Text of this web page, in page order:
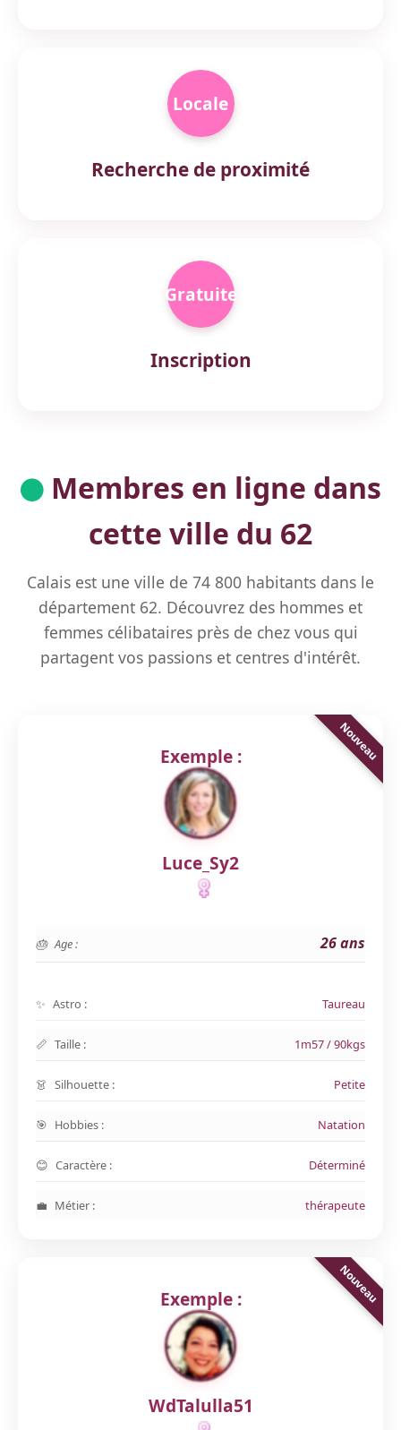
Locale
Recherche de proximité
Gratuite
Inscription
Membres en ligne dans
cette ville du 62
Calais est une ville de 74 800 habitants dans le
département 62. Découvrez des hommes et
femmes célibataires près de chez vous qui
partagent vos passions et centres d'intérêt.
Exemple :
Luce_Sy2
Age : 26 ans
Astro : Taureau
Taille : 1m57 / 90kgs
Silhouette : Petite
Hobbies : Natation
Caractère : Déterminé
Métier : thérapeute
Exemple :
WdTalulla51